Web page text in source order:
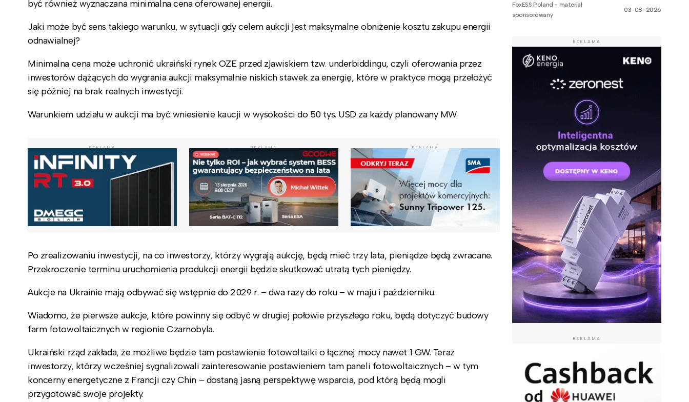
być również wyznaczana minimalna cena oferowanej energii.
Jaki może być sens takiego warunku, w sytuacji gdy celem aukcji jest maksymalne obniżenie kosztu zakupu energii
odnawialnej?
Minimalna cena może uchronić ukraiński rynek OZE przed zjawiskiem tzw. underbiddingu, czyli oferowania przez
inwestorów dążących do wygrania aukcji maksymalnie niskich stawek za energię, które w praktyce mogą przełożyć
się później na brak realnych inwestycji.
Warunkiem udziału w aukcji ma być wniesienie kaucji w wysokości do 50 tys. USD za każdy planowany MW.
REKLAMA REKLAMA REKLAMA
Po zrealizowaniu inwestycji, na co inwestorzy, którzy wygrają aukcję, będą mieć trzy lata, pieniądze będą zwracane.
Przekroczenie terminu uruchomienia produkcji energii będzie skutkować utratą tych pieniędzy.
Aukcje na Ukrainie mają odbywać się wstępnie do 2029 r. – dwa razy do roku – w maju i październiku.
Wiadomo, że pierwsze aukcje, które powinny się odbyć w drugiej połowie przyszłego roku, będą dotyczyć budowy
farm fotowoltaicznych w regionie Czarnobyla.
Ukraiński rząd zakłada, że możliwe będzie tam postawienie fotowoltaiki o łącznej mocy nawet 1 GW. Teraz
inwestorzy, którzy wcześniej sygnalizowali zainteresowanie postawieniem tam paneli fotowoltaicznych – w tym
koncerny energetyczne z Francji czy Chin – dostaną jasną perspektywę wsparcia, pod którą będą mogli
przygotować swoje projekty.
FoxESS Poland - materiał
sponsorowany
03-08-2026
REKLAMA
REKLAMA